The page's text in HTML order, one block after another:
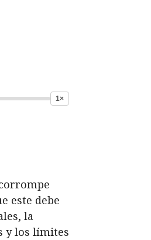
1×
este debe
la
y los límites